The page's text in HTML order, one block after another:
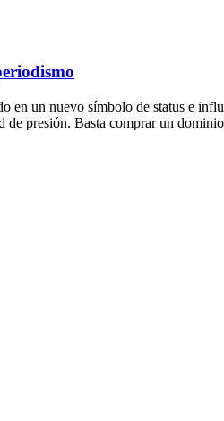
un nuevo símbolo de status e
de presión. Basta comprar un